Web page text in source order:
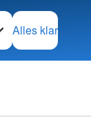
Alles klar